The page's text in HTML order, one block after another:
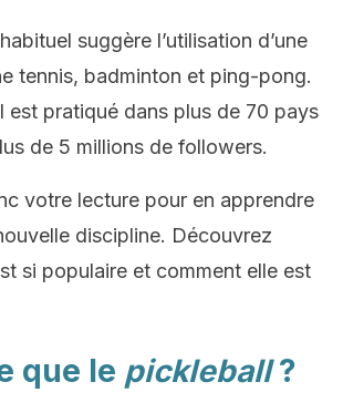
suggère l’utilisation d’une
tennis, badminton et ping-pong.
est pratiqué dans plus de 70 pays
de 5 millions de followers.
votre lecture pour en apprendre
discipline. Découvrez
si populaire et comment elle est
que le pickleball?